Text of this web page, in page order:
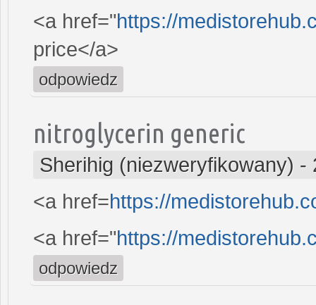
<a href="https://
price</a>
odpowiedz
nitroglycerin generic
Sherihig (niezweryfikowany) -
<a href=https://
<a href="https://
odpowiedz